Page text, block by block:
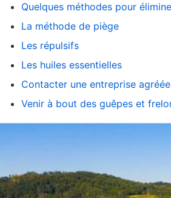
Quelques méthodes pour
La méthode de piège
Les répulsifs
Les huiles essentielles
Contacter une entreprise
Venir à bout des guêpes et